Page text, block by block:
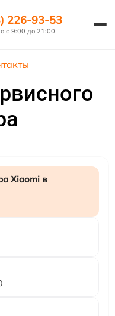
226-93-53
с 9:00 до 21:00
Xiaomi в